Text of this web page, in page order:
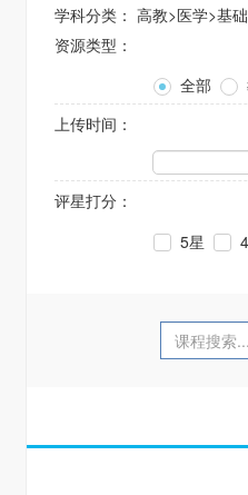
学科分类： 高教>医学>基
资源类型：
全部
上传时间：
评星打分：
5星